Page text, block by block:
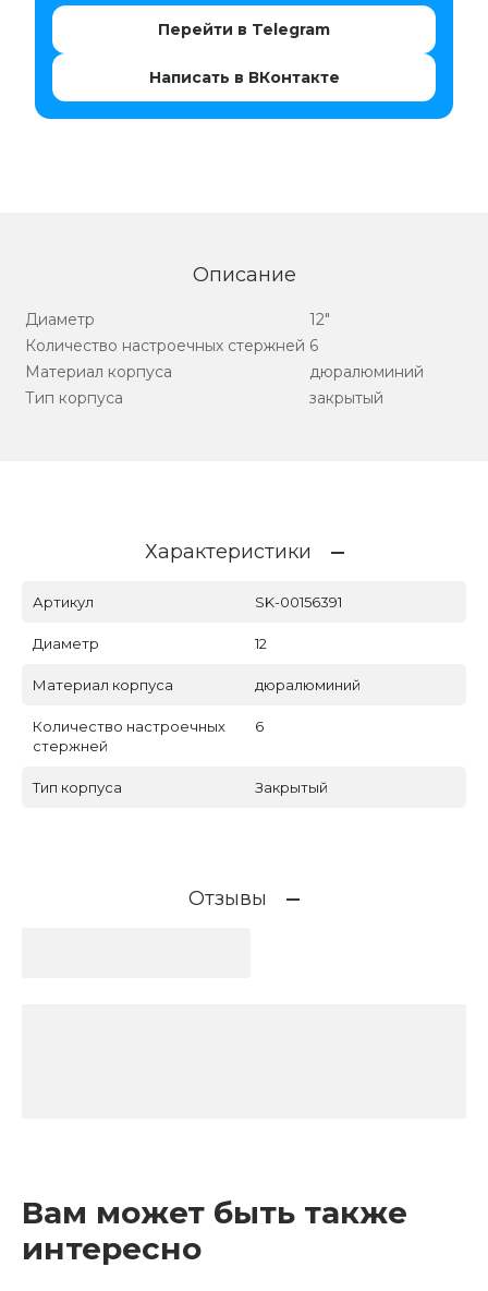
Перейти в Telegram
Написать в ВКонтакте
Описание
Диаметр
12"
Количество настроечных стержней 6
Материал корпуса
дюралюминий
Тип корпуса
закрытый
Характеристики
Артикул SK-00156391
Диаметр 12
Материал корпуса дюралюминий
Количество настроечных
стержней
6
Тип корпуса Закрытый
Отзывы
Вам может быть также
интересно